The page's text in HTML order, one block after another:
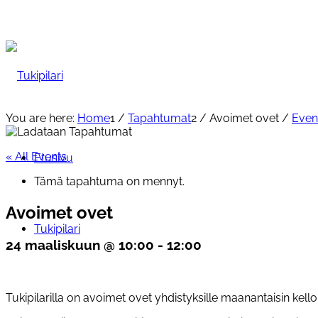
Etusivu
Tukipilari
You are here: Home1 / Tapahtumat2 / Avoimet ovet /
« All Events
Tämä tapahtuma on mennyt.
Avoimet ovet
24 maaliskuun @ 10:00 - 12:00
Tukipilarilla on avoimet ovet yhdistyksille maanantaisin kello